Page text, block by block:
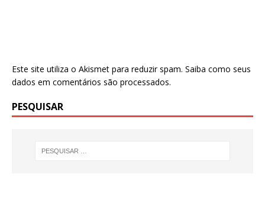
Este site utiliza o Akismet para reduzir spam. Saiba como seus
dados em comentários são processados.
PESQUISAR